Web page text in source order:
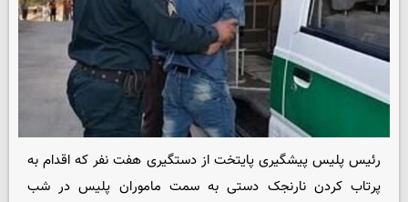
رئیس پلیس پیشگیری پایتخت از دستگیری هفت نفر که اقدام به
پرتاب کردن نارنجک دستی به سمت ماموران پلیس در شب